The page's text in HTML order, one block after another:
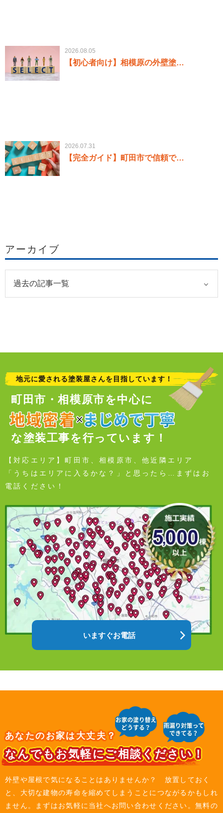
2026.08.05
【初心者向け】相模原の外壁塗…
2026.07.31
【完全ガイド】町田市で信頼で…
アーカイブ
地元に愛される塗装屋さんを目指しています！
町田市・相模原市を中心に
な塗装工事を行っています！
【対応エリア】町田市、相模原市、他近隣エリア
「うちはエリアに入るかな？」と思ったら…まずはお
電話ください！
いますぐお電話
あなたのお家は大丈夫？
なんでもお気軽にご相談ください！
外壁や屋根で気になることはありませんか？ 放置しておく
と、大切な建物の寿命を縮めてしまうことにつながるかもしれ
ません。まずはお気軽に当社へお問い合わせください。無料の